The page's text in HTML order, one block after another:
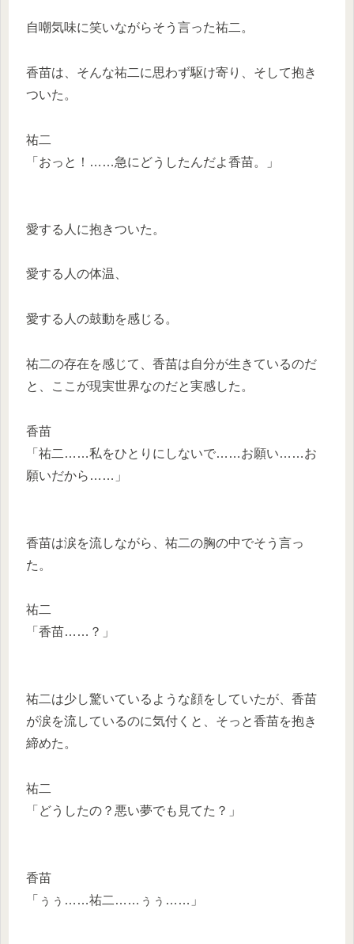
自嘲気味に笑いながらそう言った祐二。
香苗は、そんな祐二に思わず駆け寄り、そして抱き
ついた。
祐二
「おっと！……急にどうしたんだよ香苗。」
愛する人に抱きついた。
愛する人の体温、
愛する人の鼓動を感じる。
祐二の存在を感じて、香苗は自分が生きているのだ
と、ここが現実世界なのだと実感した。
香苗
「祐二……私をひとりにしないで……お願い……お
願いだから……」
香苗は涙を流しながら、祐二の胸の中でそう言っ
た。
祐二
「香苗……？」
祐二は少し驚いているような顔をしていたが、香苗
が涙を流しているのに気付くと、そっと香苗を抱き
締めた。
祐二
「どうしたの？悪い夢でも見てた？」
香苗
「ぅぅ……祐二……ぅぅ……」